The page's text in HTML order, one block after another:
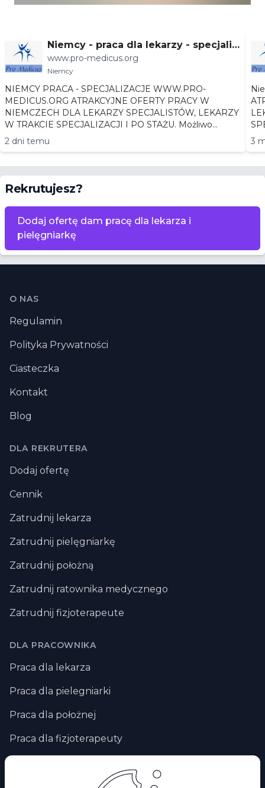
Niemcy - praca dla lekarzy - specjaliz
acje
www.pro-medicus.org
Niemcy
NIEMCY PRACA - SPECJALIZACJE WWW.PRO-
MEDICUS.ORG ATRAKCYJNE OFERTY PRACY W
NIEMCZECH DLA LEKARZY SPECJALISTÓW, LEKARZY
W TRAKCIE SPECJALIZACJI I PO STAŻU. Możliwo...
2 dni temu
3
Rekrutujesz?
Dodaj ofertę dam pracę dla lekarza i
pielęgniarkę
Stopka
O NAS
Regulamin
Polityka Prywatności
Ciasteczka
Kontakt
Blog
DLA REKRUTERA
Dodaj ofertę
Cennik
Zatrudnij lekarza
Zatrudnij pielęgniarkę
Zatrudnij położną
Zatrudnij ratownika medycznego
Zatrudnij fizjoterapeute
DLA PRACOWNIKA
Praca dla lekarza
Praca dla pielegniarki
Praca dla położnej
Praca dla fizjoterapeuty